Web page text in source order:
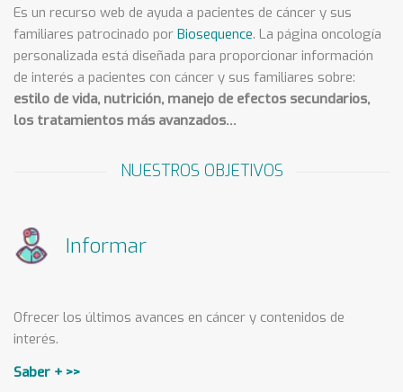
Es un recurso web de ayuda a pacientes de cáncer y sus
familiares patrocinado por Biosequence . La página oncología
personalizada está diseñada para proporcionar información
de interés a pacientes con cáncer y sus familiares sobre:
estilo de vida, nutrición, manejo de efectos secundarios,
los tratamientos más avanzados…
NUESTROS OBJETIVOS
Informar
Ofrecer los últimos avances en cáncer y contenidos de
interés.
Saber + >>